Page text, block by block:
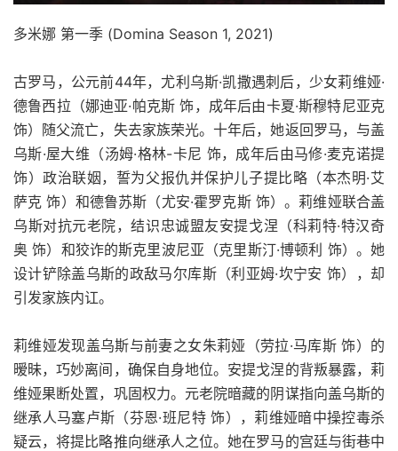
多米娜 第一季 (Domina Season 1, 2021)
古罗马，公元前44年，尤利乌斯·凯撒遇刺后，少女莉维娅·
德鲁西拉（娜迪亚·帕克斯 饰，成年后由卡夏·斯穆特尼亚克
饰）随父流亡，失去家族荣光。十年后，她返回罗马，与盖
乌斯·屋大维（汤姆·格林-卡尼 饰，成年后由马修·麦克诺提
饰）政治联姻，誓为父报仇并保护儿子提比略（本杰明·艾
萨克 饰）和德鲁苏斯（尤安·霍罗克斯 饰）。莉维娅联合盖
乌斯对抗元老院，结识忠诚盟友安提戈涅（科莉特·特汉奇
奥 饰）和狡诈的斯克里波尼亚（克里斯汀·博顿利 饰）。她
设计铲除盖乌斯的政敌马尔库斯（利亚姆·坎宁安 饰），却
引发家族内讧。
莉维娅发现盖乌斯与前妻之女朱莉娅（劳拉·马库斯 饰）的
暧昧，巧妙离间，确保自身地位。安提戈涅的背叛暴露，莉
维娅果断处置，巩固权力。元老院暗藏的阴谋指向盖乌斯的
继承人马塞卢斯（芬恩·班尼特 饰），莉维娅暗中操控毒杀
疑云，将提比略推向继承人之位。她在罗马的宫廷与街巷中